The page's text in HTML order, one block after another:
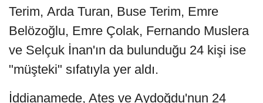
Terim, Arda Turan, Buse Terim, Emre
Belözoğlu, Emre Çolak, Fernando Muslera
ve Selçuk İnan'ın da bulunduğu 24 kişi ise
"müşteki" sıfatıyla yer aldı.
İddianamede, Ateş ve Aydoğdu'nun 24